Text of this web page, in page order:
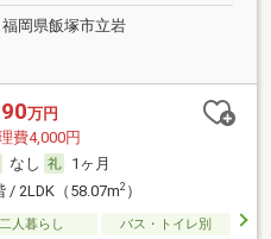
福岡県飯塚市立岩
万円
費4,000円
なし
1ヶ月
/ 2LDK（58.07m2）
二人暮らし
バス・トイレ別